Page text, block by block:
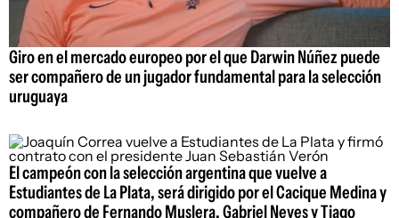
Giro en el mercado europeo por el que Darwin Núñez puede
ser compañero de un jugador fundamental para la selección
uruguaya
El campeón con la selección argentina que vuelve a
Estudiantes de La Plata, será dirigido por el Cacique Medina y
compañero de Fernando Muslera, Gabriel Neves y Tiago